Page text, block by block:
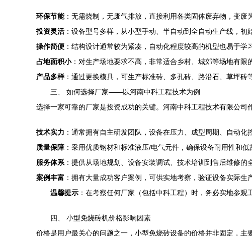
环保节能：无需烧制，无废气排放，直接利用各类固体废弃物，变废
投资灵活 ：设备型号多样，从小型手动、半自动到全自动生产线，初
操作简便 ：结构设计通常较为紧凑，自动化程度较高的机型也易于学
占地面积小：对生产场地要求不高，非常适合乡村、城郊等场地有限
产品多样：通过更换模具，可生产标准砖、多孔砖、路沿石、草坪砖
三、 如何选择厂家——以河南中科工程技术为例
选择一家可靠的厂家是投资成功的关键。河南中科工程技术有限公司
技术实力 ：通常拥有自主研发团队，设备在压力、成型周期、自动化
质量保障 ：采用优质钢材和标准液压/电气元件，确保设备耐用性和低
服务体系 ：提供从场地规划、设备安装调试、技术培训到售后维修的
案例丰富 ：拥有大量成功客户案例，可供实地考察，验证设备实际生
温馨提示 ：在考察任何厂家（包括中科工程）时，务必实地参
四、 小型免烧砖机价格影响因素
价格是用户最关心的问题之一，小型免烧砖设备的价格并非固定，主